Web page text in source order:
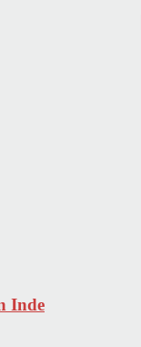
Inde